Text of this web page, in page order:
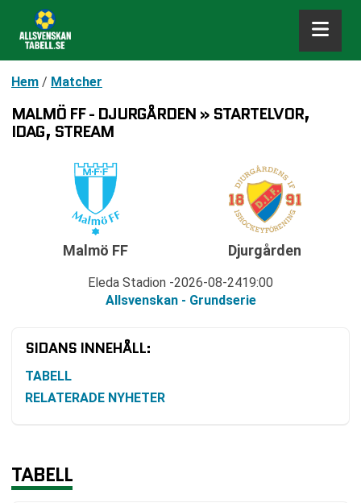
Hem / Matcher
MALMÖ FF - DJURGÅRDEN » STARTELVOR,
IDAG, STREAM
Malmö FF
Eleda Stadion 2026-08-2419:00
Allsvenskan - Grundserie
Djurgården
SIDANS INNEHÅLL:
TABELL
RELATERADE NYHETER
TABELL